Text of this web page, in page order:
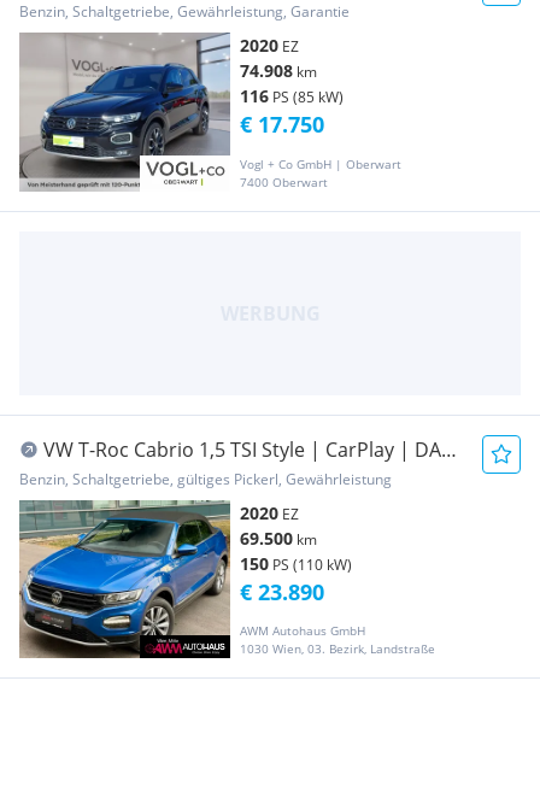
Benzin, Schaltgetriebe, Gewährleistung, Garantie
2020 EZ
74.908 km
116 PS (85 kW)
Vogl + Co GmbH | Oberwart
7400 Oberwart
€ 17.750
VW T-Roc Cabrio 1,5 TSI Style | CarPlay | DAB
| PDC
Benzin, Schaltgetriebe, gültiges Pickerl, Gewährleistung
2020 EZ
69.500 km
150 PS (110 kW)
AWM Autohaus GmbH
1030 Wien, 03. Bezirk, Landstraße
€ 23.890